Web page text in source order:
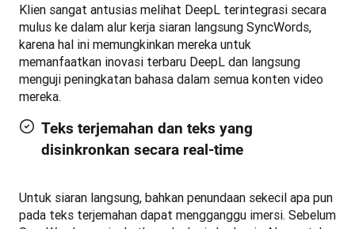
Klien sangat antusias melihat DeepL terintegrasi secara
mulus ke dalam alur kerja siaran langsung SyncWords,
karena hal ini memungkinkan mereka untuk
memanfaatkan inovasi terbaru DeepL dan langsung
menguji peningkatan bahasa dalam semua konten video
mereka.
Teks terjemahan dan teks yang
disinkronkan secara real-time
Untuk siaran langsung, bahkan penundaan sekecil apa pun
pada teks terjemahan dapat mengganggu imersi. Sebelum